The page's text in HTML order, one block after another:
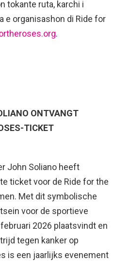
tokante ruta, karchi i
e organisashon di Ride for
.
ONTVANGT
TICKET
John Soliano heeft
ticket voor de Ride for the
Met dit symbolische
voor de sportieve
2026 plaatsvindt en
tegen kanker op
is een jaarlijks evenement